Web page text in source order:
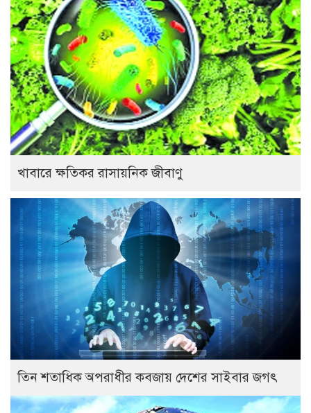
খাবারে ক্ষতিকর রাসায়নিক জীবাণু
তিন শতাধিক অপরাধীর কবজায় দেশের সাইবার জগৎ